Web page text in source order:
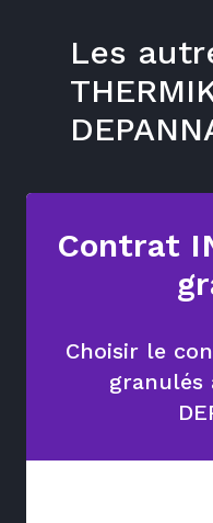
Les
Contrat
Choisir le
granulés